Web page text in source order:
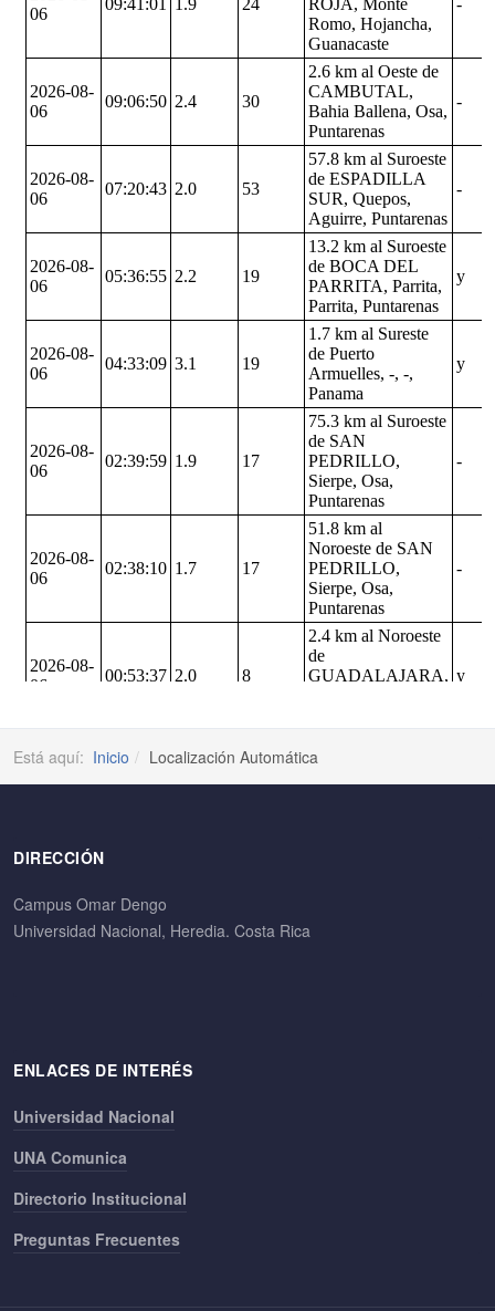
Está aquí: Inicio Localización Automática
DIRECCIÓN
Campus Omar Dengo
Universidad Nacional, Heredia. Costa Rica
ENLACES DE INTERÉS
Universidad Nacional
UNA Comunica
Directorio Institucional
Preguntas Frecuentes